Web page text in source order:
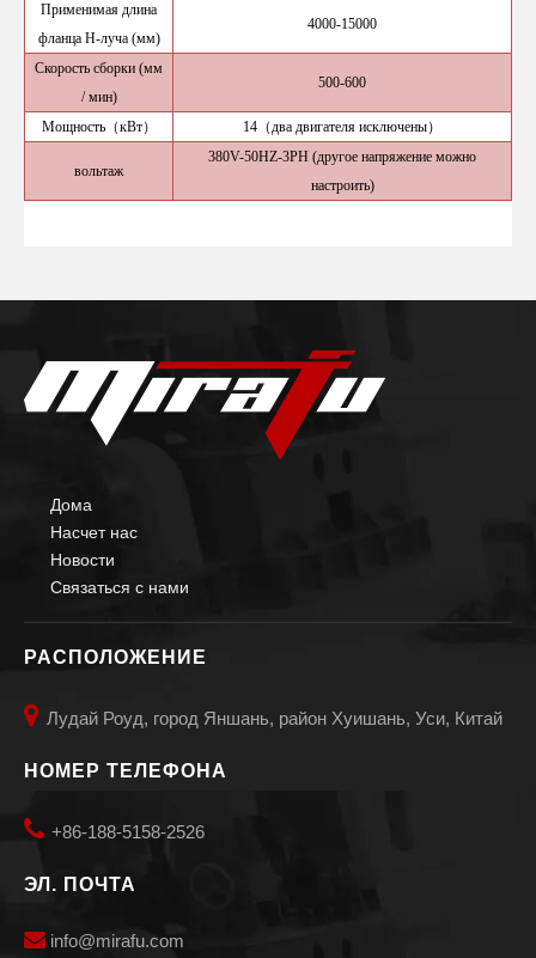
Применимая длина
фланца H-луча (мм)
4000-15000
Скорость сборки (мм
/ мин)
500-600
Мощность（кВт） 14 （два двигателя исключены）
вольтаж
380V-50HZ-3PH (другое напряжение можно
настроить)
Дома
Насчет нас
Новости
Связаться с нами
РАСПОЛОЖЕНИЕ
 Лудай Роуд, город Яншань, район Хуишань, Уси, Китай
НОМЕР ТЕЛЕФОНА
 +86-188-5158-2526
ЭЛ. ПОЧТА
 info@mirafu.com